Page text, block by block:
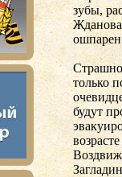
зубы,
только
будут